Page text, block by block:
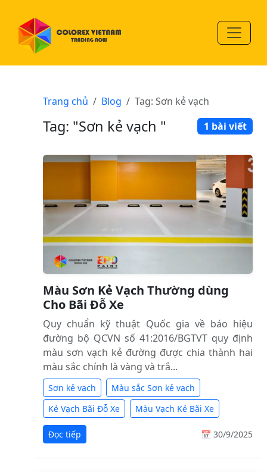
Trang chủ Blog Tag: Sơn kẻ vạch
Tag: "Sơn kẻ vạch " 1 bài viết
Màu Sơn Kẻ Vạch Thường dùng
Cho Bãi Đỗ Xe
Quy chuẩn kỹ thuật Quốc gia về báo hiệu
đường bộ QCVN số 41:2016/BGTVT quy định
màu sơn vạch kẻ đường được chia thành hai
màu sắc chính là vàng và trắ...
Sơn kẻ vạch
Màu sắc Sơn kẻ vạch
Kẻ Vạch Bãi Đỗ Xe
Màu Vạch Kẻ Bãi Xe
Đọc tiếp 📅 30/9/2025